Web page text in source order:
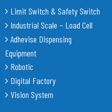
Limit Switch & Safety Switch
Industrial Scale – Load Cell
Adhevise Dispensing
Equipment
Robotic
Digital Factory
Vision System